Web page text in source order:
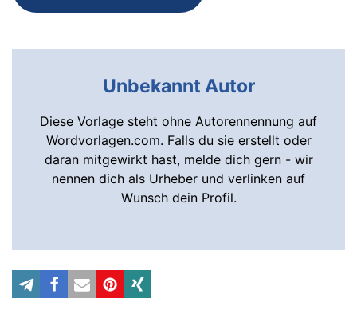
Unbekannt Autor
Diese Vorlage steht ohne Autorennennung auf
Wordvorlagen.com. Falls du sie erstellt oder
daran mitgewirkt hast, melde dich gern - wir
nennen dich als Urheber und verlinken auf
Wunsch dein Profil.